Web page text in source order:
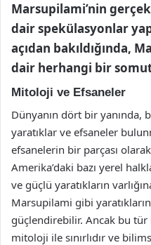
Marsupilami’nin
dair spekülasyonlar
açıdan bakıldığında,
dair herhangi bir
Mitoloji ve Efsaneler
Dünyanın dört bir yanında,
yaratıklar ve efsaneler
efsanelerin bir parçası
Amerika’daki bazı yerel
ve güçlü yaratıkların
Marsupilami gibi
güçlendirebilir. Ancak bu
mitoloji ile sınırlıdır ve